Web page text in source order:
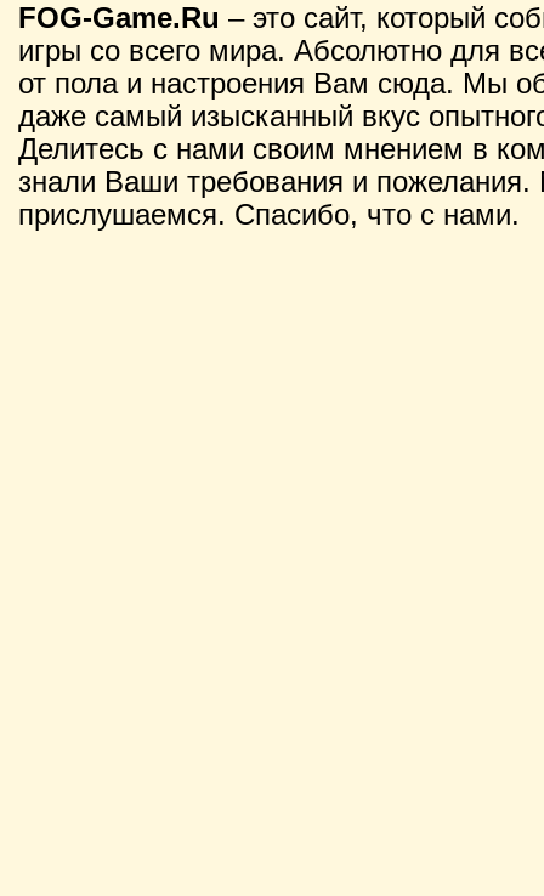
FOG-Game.Ru – это сайт, который
игры со всего мира. Абсолютно для
от пола и настроения Вам сюда. Мы
даже самый изысканный вкус
Делитесь с нами своим мнением в
знали Ваши требования и
прислушаемся. Спасибо, что с нами.